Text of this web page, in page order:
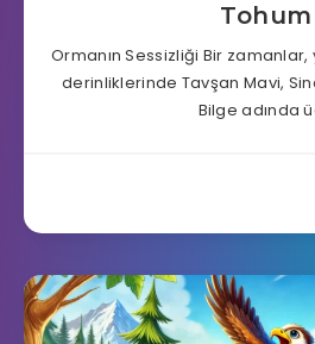
Tohum
Ormanın Sessizliği Bir
derinliklerinde Tavşan Mavi,
Bilge adında